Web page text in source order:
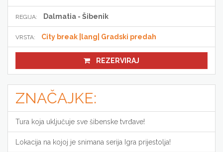
REGIJA: Dalmatia - Šibenik
VRSTA: City break |lang| Gradski predah
REZERVIRAJ
ZNAČAJKE:
Tura koja uključuje sve šibenske tvrđave!
Lokacija na kojoj je snimana serija Igra prijestolja!